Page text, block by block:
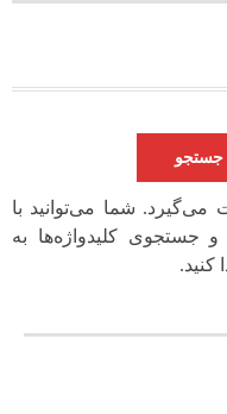
شما می‌توانید با
جستجوی کلیدواژه‌ها به
کنید.